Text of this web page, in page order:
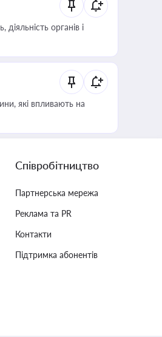
органів і
які впливають на
Співробітництво
Партнерська мережа
Реклама та PR
Контакти
Підтримка абонентів